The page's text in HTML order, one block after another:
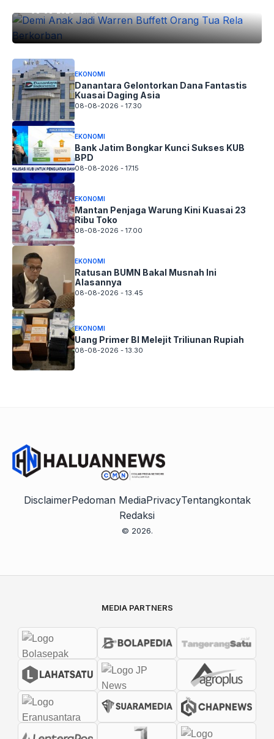
08-08-2026 - 17.45
EKONOMI
Danantara Gelontorkan Dana Fantastis
Kuasai Daging Asia
08-08-2026 - 17.30
EKONOMI
Bank Jatim Bongkar Kunci Sukses KUB
BPD
08-08-2026 - 17.15
EKONOMI
Mantan Penjaga Warung Kini Kuasai 23
Ribu Toko
08-08-2026 - 17.00
EKONOMI
Ratusan BUMN Bakal Musnah Ini
Alasannya
08-08-2026 - 13.45
EKONOMI
Uang Primer BI Melejit Triliunan Rupiah
08-08-2026 - 13.30
DisclaimerPedoman MediaPrivacyTentangkontak
Redaksi
© 2026.
MEDIA PARTNERS